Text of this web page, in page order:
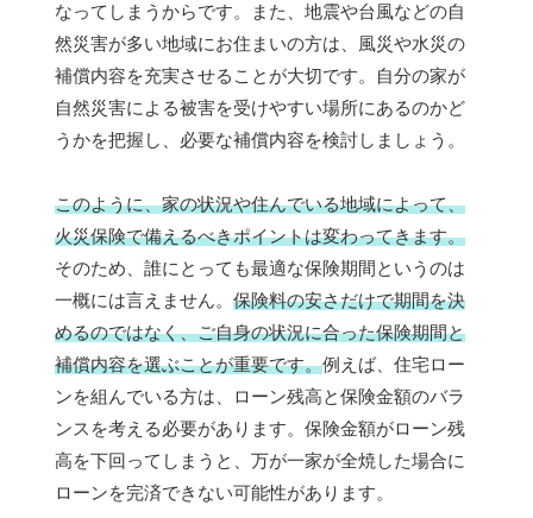
なってしまうからです。また、地震や台風などの自
然災害が多い地域にお住まいの方は、風災や水災の
補償内容を充実させることが大切です。自分の家が
自然災害による被害を受けやすい場所にあるのかど
うかを把握し、必要な補償内容を検討しましょう。
このように、家の状況や住んでいる地域によって、
火災保険で備えるべきポイントは変わってきます。
そのため、誰にとっても最適な保険期間というのは
一概には言えません。 保険料の安さだけで期間を決
めるのではなく、ご自身の状況に合った保険期間と
補償内容を選ぶことが重要です。例えば、住宅ロー
ンを組んでいる方は、ローン残高と保険金額のバラ
ンスを考える必要があります。保険金額がローン残
高を下回ってしまうと、万が一家が全焼した場合に
ローンを完済できない可能性があります。